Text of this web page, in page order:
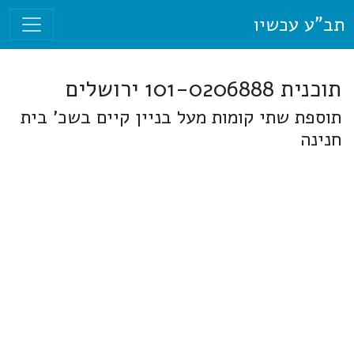
תב"ע עכשיו
תוכנית 101-0206888 ירושלים
תוספת שתי קומות מעל בניין קיים בשכ' בית
חנינה